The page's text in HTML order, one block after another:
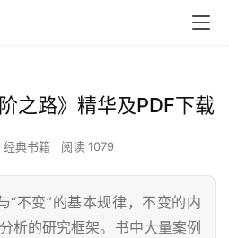
之路》精华及PDF下载
经典书籍 阅读 1079
“不变”的基本规律，不变的内
析的研究框架。书中大量案例